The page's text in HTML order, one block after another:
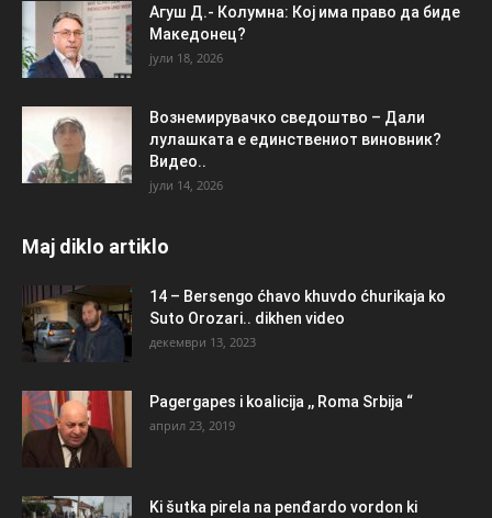
Агуш Д.- Колумна: Кој има право да биде
Македонец?
јули 18, 2026
Вознемирувачко сведоштво – Дали
лулашката е единствениот виновник?
Видео..
јули 14, 2026
Maj diklo artiklo
14 – Bersengo ćhavo khuvdo ćhurikaja ko
Suto Orozari.. dikhen video
декември 13, 2023
Pagergapes i koalicija ,, Roma Srbija “
април 23, 2019
Ki šutka pirela na penđardo vordon ki